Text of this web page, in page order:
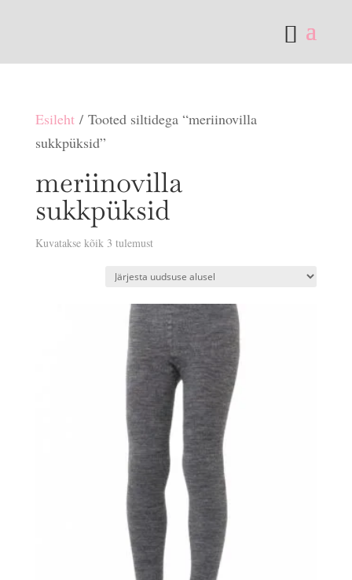
Esileht/ Tooted siltidega “meriinovilla
sukkpüksid”
meriinovilla
sukkpüksid
Kuvatakse kõik 3 tulemustSorditud